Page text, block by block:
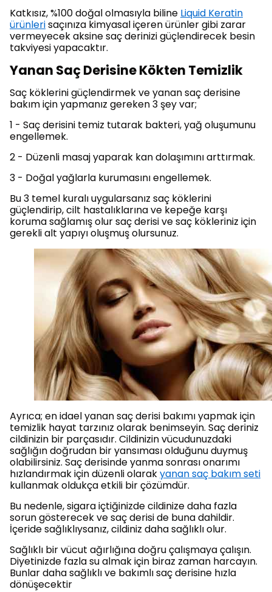
Katkısız, %100 doğal olmasıyla biline Liquid Keratin
ürünlerisaçınıza kimyasal içeren ürünler gibi zarar
vermeyecek aksine saç derinizi güçlendirecek besin
takviyesi yapacaktır.
Yanan Saç Derisine Kökten Temizlik
Saç köklerini güçlendirmek ve yanan saç derisine
bakım için yapmanız gereken 3 şey var;
1 - Saç derisini temiz tutarak bakteri, yağ oluşumunu
engellemek.
2 - Düzenli masaj yaparak kan dolaşımını arttırmak.
3 - Doğal yağlarla kurumasını engellemek.
Bu 3 temel kuralı uygularsanız saç köklerini
güçlendirip, cilt hastalıklarına ve kepeğe karşı
koruma sağlamış olur saç derisi ve saç kökleriniz için
gerekli alt yapıyı oluşmuş olursunuz.
Ayrıca; en idael yanan saç derisi bakımı yapmak için
temizlik hayat tarzınız olarak benimseyin. Saç deriniz
cildinizin bir parçasıdır. Cildinizin vücudunuzdaki
sağlığın doğrudan bir yansıması olduğunu duymuş
olabilirsiniz. Saç derisinde yanma sonrası onarımı
hızlandırmak için düzenli olarakyanan saç bakım seti
kullanmak oldukça etkili bir çözümdür.
Bu nedenle, sigara içtiğinizde cildinize daha fazla
sorun gösterecek ve saç derisi de buna dahildir.
İçeride sağlıklıysanız, cildiniz daha sağlıklı olur.
Sağlıklı bir vücut ağırlığına doğru çalışmaya çalışın.
Diyetinizde fazla su almak için biraz zaman harcayın.
Bunlar daha sağlıklı ve bakımlı saç derisine hızla
dönüşecektir